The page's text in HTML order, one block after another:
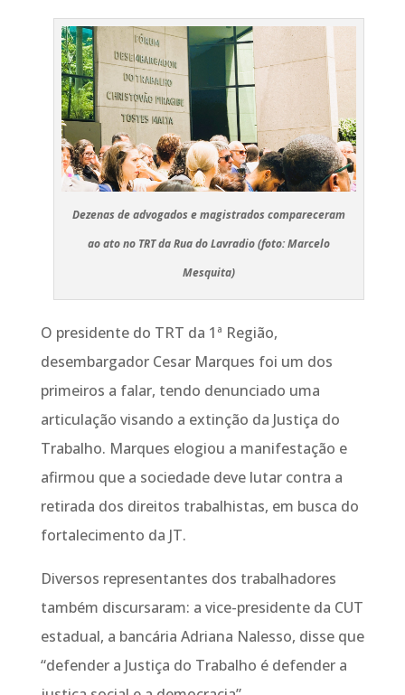
Dezenas de advogados e magistrados compareceram
ao ato no TRT da Rua do Lavradio (foto: Marcelo
Mesquita)
O presidente do TRT da 1ª Região,
desembargador Cesar Marques foi um dos
primeiros a falar, tendo denunciado uma
articulação visando a extinção da Justiça do
Trabalho. Marques elogiou a manifestação e
afirmou que a sociedade deve lutar contra a
retirada dos direitos trabalhistas, em busca do
fortalecimento da JT.
Diversos representantes dos trabalhadores
também discursaram: a vice-presidente da CUT
estadual, a bancária Adriana Nalesso, disse que
“defender a Justiça do Trabalho é defender a